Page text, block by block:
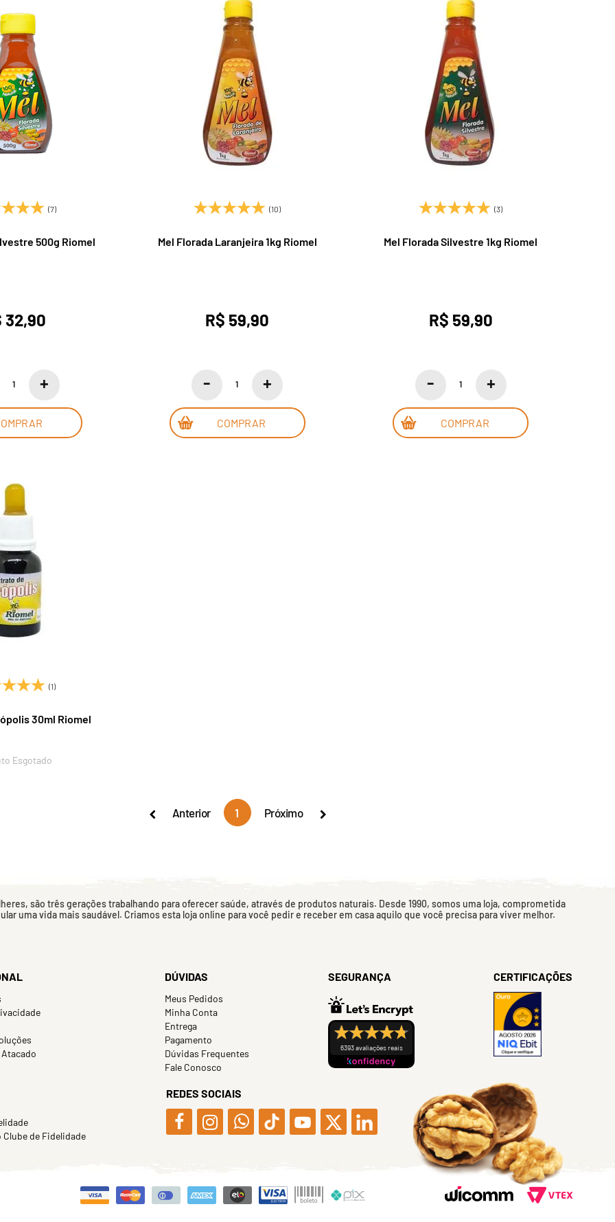
(7)
500g Riomel
32,90
(10)
Mel Florada Laranjeira 1kg Riomel
R$ 59,90
COMPRAR
(3)
Mel Florada Silvestre 1kg Riomel
R$ 59,90
COMPRAR
(1)
30ml Riomel
Esgotado
Anterior 1 Próximo
são três gerações trabalhando para oferecer saúde, através de produtos naturais. Desde 1990, somos uma loja, comprometida
uma vida mais saudável. Criamos esta loja online para você pedir e receber em casa aquilo que você precisa para viver melhor.
Clube de Fidelidade
DÚVIDAS
Meus Pedidos
Minha Conta
Entrega
Pagamento
Dúvidas Frequentes
Fale Conosco
REDES SOCIAIS
SEGURANÇA
6393 avaliações reais
CERTIFICAÇÕES